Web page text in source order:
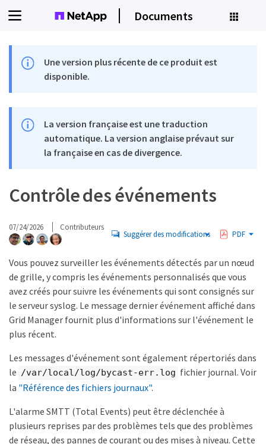
Documents
Une version plus récente de ce produit est
disponible.
La version française est une traduction
automatique. La version anglaise prévaut sur
la française en cas de divergence.
Contrôle des événements
07/24/2026 Contributeurs
Suggérer des modifications PDF
Vous pouvez surveiller les événements détectés par un nœud
de grille, y compris les événements personnalisés que vous
avez créés pour suivre les événements qui sont consignés sur
le serveur syslog. Le message dernier événement affiché dans
Grid Manager fournit plus d'informations sur l'événement le
plus récent.
Les messages d'événement sont également répertoriés dans
le /var/local/log/bycast-err.log fichier journal. Voir
la "Référence des fichiers journaux".
L'alarme SMTT (Total Events) peut être déclenchée à
plusieurs reprises par des problèmes tels que des problèmes
de réseau, des pannes de courant ou des mises à niveau. Cette